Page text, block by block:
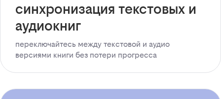
синхронизация текстовых и
аудиокниг
переключайтесь между текстовой и аудио
версиями книги без потери прогресса